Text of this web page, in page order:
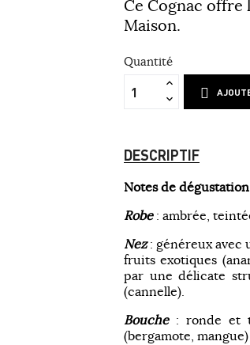
Ce Cognac
Maison.
Quantité
DESCRIPTIF
Notes de dégustation
Robe: ambrée,
Nez: généreux avec
fruits exotiques
par une délicate
(cannelle).
Bouche: ronde et
(bergamote,